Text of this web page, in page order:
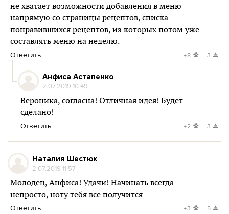
не хватает возможности добавления в меню
напрямую со страницы рецептов, списка
понравившихся рецептов, из которых потом уже
составлять меню на неделю.
Ответить +8 -3
Анфиса Астапенко
2.07.2019 10:49
Вероника, согласна! Отличная идея! Будет
сделано!
Ответить +2 -3
Наталия Шестюк
2.07.2019 11:57
Молодец, Анфиса! Удачи! Начинать всегда
непросто, ноту тебя все получится
Ответить +3 -5